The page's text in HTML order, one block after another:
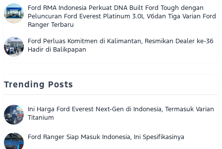
Ford RMA Indonesia Perkuat DNA Built Ford Tough dengan
Peluncuran Ford Everest Platinum 3.0L V6dan Tiga Varian Ford
Ranger Terbaru
Ford Perluas Komitmen di Kalimantan, Resmikan Dealer ke-36
Hadir di Balikpapan
Trending Posts
Ini Harga Ford Everest Next-Gen di Indonesia, Termasuk Varian
Titanium
Ford Ranger Siap Masuk Indonesia, Ini Spesifikasinya